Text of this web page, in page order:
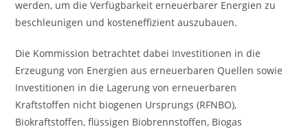
werden, um die Verfügbarkeit erneuerbarer Energien zu
beschleunigen und kosteneffizient auszubauen.
Die Kommission betrachtet dabei Investitionen in die
Erzeugung von Energien aus erneuerbaren Quellen sowie
Investitionen in die Lagerung von erneuerbaren
Kraftstoffen nicht biogenen Ursprungs (RFNBO),
Biokraftstoffen, flüssigen Biobrennstoffen, Biogas